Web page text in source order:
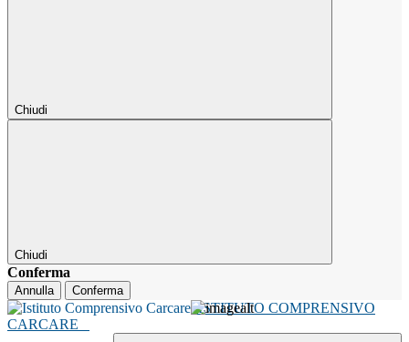
Chiudi
Chiudi
Conferma
Annulla Conferma
ISTITUTO COMPRENSIVO
CARCARE